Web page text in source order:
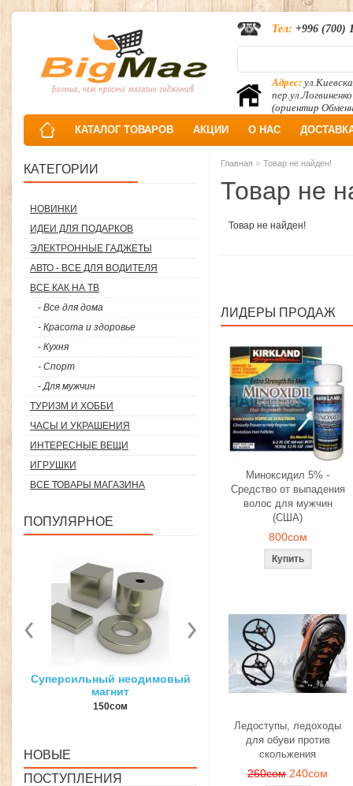
Адрес:
пер.ул.Логвиненко
(ориентир
Тел: +996 (700)
КАТАЛОГ ТОВАРОВ АКЦИИ О НАС
КАТЕГОРИИ
НОВИНКИ
ИДЕИ ДЛЯ ПОДАРКОВ
ЭЛЕКТРОННЫЕ ГАДЖЕТЫ
АВТО - ВСЕ ДЛЯ ВОДИТЕЛЯ
ВСЕ КАК НА ТВ
- Все для дома
- Красота и здоровье
- Кухня
- Спорт
- Для мужчин
ТУРИЗМ И ХОББИ
ЧАСЫ И УКРАШЕНИЯ
ИНТЕРЕСНЫЕ ВЕЩИ
ИГРУШКИ
ВСЕ ТОВАРЫ МАГАЗИНА
ПОПУЛЯРНОЕ
3D ручка для объемного
рисования
1350сом 1190сом
Загуститель волос
27гр
НОВЫЕ
ПОСТУПЛЕНИЯ
Главная » Товар не найден!
Товар не
Товар не найден!
ЛИДЕРЫ ПРОДАЖ
Миноксидил 5% -
Средство от выпадения
волос для мужчин
(США)
800сом
Ледоступы, ледоходы
для обуви против
скольжения
260сом 240сом